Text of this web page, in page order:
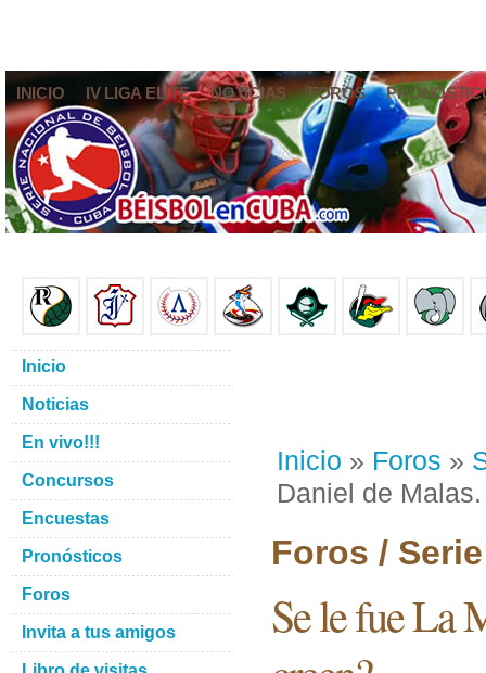
INICIO IV LIGA ELITE NOTICIAS FOROS
Inicio » Foros »
Daniel de
Foros /
Se le fue La
Inicio
Noticias
En vivo!!!
Concursos
Encuestas
Pronósticos
Foros
Invita a tus amigos